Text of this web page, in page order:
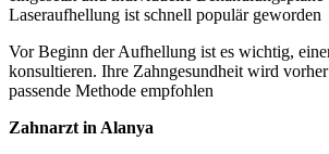
Laseraufhellung ist schnell populär geworden
Vor Beginn der Aufhellung ist es wichtig,
konsultieren. Ihre Zahngesundheit wird
passende Methode empfohlen
Zahnarzt in Alanya